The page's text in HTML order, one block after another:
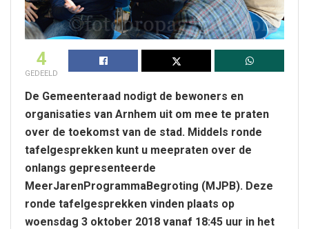
4
GEDEELD
De Gemeenteraad nodigt de bewoners en
organisaties van Arnhem uit om mee te praten
over de toekomst van de stad. Middels ronde
tafelgesprekken kunt u meepraten over de
onlangs gepresenteerde
MeerJarenProgrammaBegroting (MJPB). Deze
ronde tafelgesprekken vinden plaats op
woensdag 3 oktober 2018 vanaf 18:45 uur in het